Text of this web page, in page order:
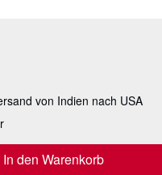
von Indien nach USA
In den Warenkorb